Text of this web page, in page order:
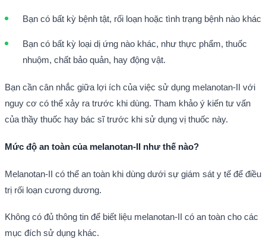
Bạn có bất kỳ bệnh tật, rối loạn hoặc tình trạng bệnh nào khác
Bạn có bất kỳ loại dị ứng nào khác, như thực phẩm, thuốc
nhuộm, chất bảo quản, hay động vật.
Bạn cần cân nhắc giữa lợi ích của việc sử dụng melanotan-II với
nguy cơ có thể xảy ra trước khi dùng. Tham khảo ý kiến tư vấn
của thầy thuốc hay bác sĩ trước khi sử dụng vị thuốc này.
Mức độ an toàn của melanotan-II như thế nào?
Melanotan-II có thể an toàn khi dùng dưới sự giám sát y tế để điều
trị rối loạn cương dương.
Không có đủ thông tin để biết liệu melanotan-II có an toàn cho các
mục đích sử dụng khác.